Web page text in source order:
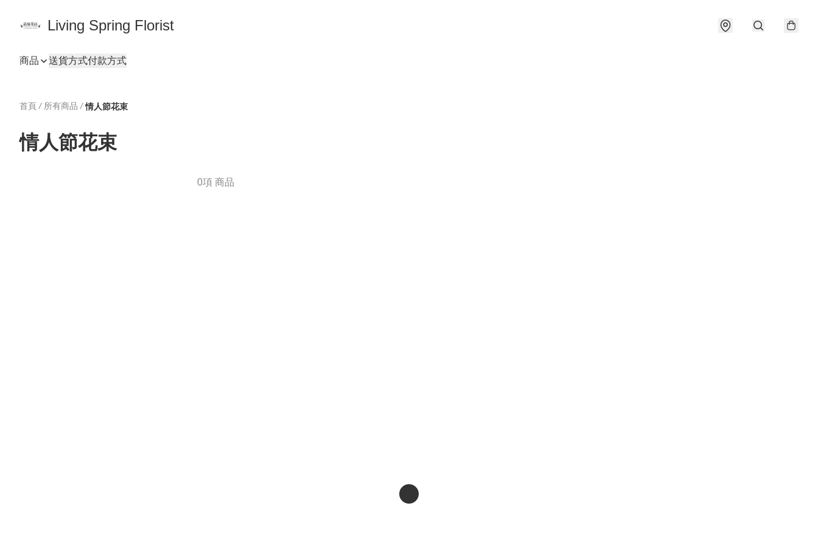
Living Spring Florist
商品 送貨方式付款方式
首頁 / 所有商品 / 情人節花束
情人節花束
0項 商品